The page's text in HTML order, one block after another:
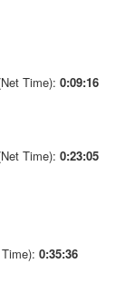
Time): 0:09:16
Time): 0:23:05
0:35:36